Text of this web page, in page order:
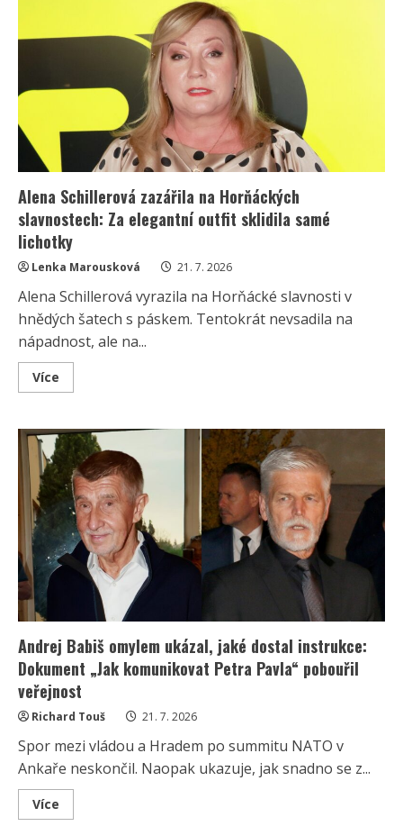
Babiše
na
prezidenta“:
o
doporučení
od
fanouška,
věří
málokdo
Alena Schillerová zazářila na Horňáckých
slavnostech: Za elegantní outfit sklidila samé
lichotky
Lenka Marousková 21. 7. 2026
Alena Schillerová vyrazila na Horňácké slavnosti v
hnědých šatech s páskem. Tentokrát nevsadila na
nápadnost, ale na...
Více
more
Schillerová
zazářila
na
Horňáckých
slavnostech:
Za
elegantní
outfit
sklidila
samé
lichotky
Andrej Babiš omylem ukázal, jaké dostal instrukce:
Dokument „Jak komunikovat Petra Pavla“ pobouřil
veřejnost
Richard Touš 21. 7. 2026
Spor mezi vládou a Hradem po summitu NATO v
Ankaře neskončil. Naopak ukazuje, jak snadno se z...
Více
more